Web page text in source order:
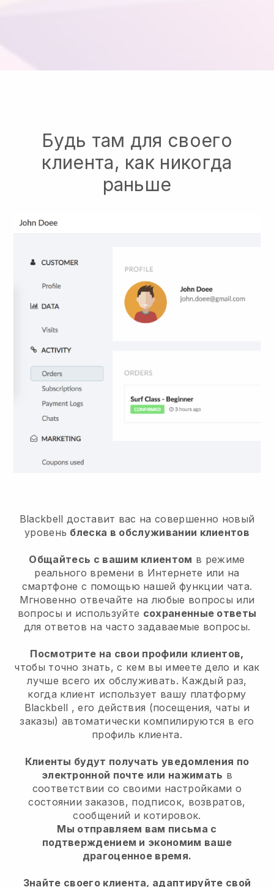
Будь там для своего
клиента, как никогда
раньше
Blackbell доставит вас на совершенно новый
уровень блеска в обслуживании клиентов
Общайтесь с вашим клиентом в режиме
реального времени в Интернете или на
смартфоне с помощью нашей функции чата.
Мгновенно отвечайте на любые вопросы или
вопросы и используйте сохраненные ответы
для ответов на часто задаваемые вопросы.
Посмотрите на свои профили клиентов,
чтобы точно знать, с кем вы имеете дело и как
лучше всего их обслуживать. Каждый раз,
когда клиент использует вашу платформу
Blackbell , его действия (посещения, чаты и
заказы) автоматически компилируются в его
профиль клиента.
Клиенты будут получать уведомления по
электронной почте или нажимать в
соответствии со своими настройками о
состоянии заказов, подписок, возвратов,
сообщений и котировок.
Мы отправляем вам письма с
подтверждением и экономим ваше
драгоценное время.
Знайте своего клиента, адаптируйте свой